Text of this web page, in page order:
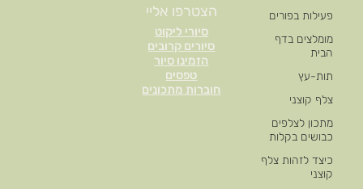
פעילות בפורים
מומלצים בדף
הבית
תות-עץ
צלף קוצני
מתכון לצלפים
כבושים בקלות
כיצד לזהות צלף
קוצני
סיורי ליקוט
סיורים קרובים
הזמינו סיור
טפסים
חוברות מתכונים
הצטרפו אליי